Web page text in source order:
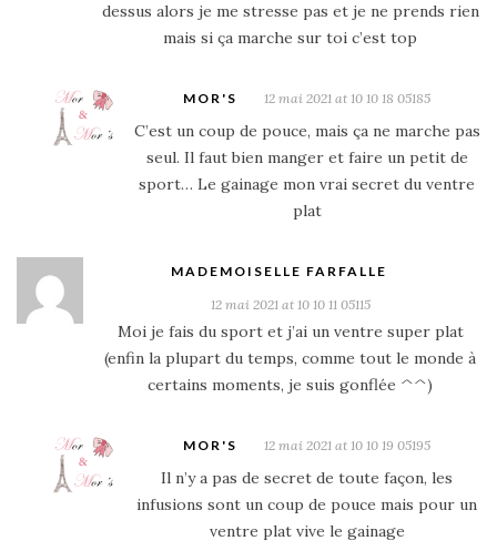
dessus alors je me stresse pas et je ne prends rien
mais si ça marche sur toi c’est top
MOR'S 12 mai 2021 at 10 10 18 05185
C’est un coup de pouce, mais ça ne marche pas
seul. Il faut bien manger et faire un petit de
sport… Le gainage mon vrai secret du ventre
plat
MADEMOISELLE FARFALLE
12 mai 2021 at 10 10 11 05115
Moi je fais du sport et j’ai un ventre super plat
(enfin la plupart du temps, comme tout le monde à
certains moments, je suis gonflée ^^)
MOR'S 12 mai 2021 at 10 10 19 05195
Il n’y a pas de secret de toute façon, les
infusions sont un coup de pouce mais pour un
ventre plat vive le gainage